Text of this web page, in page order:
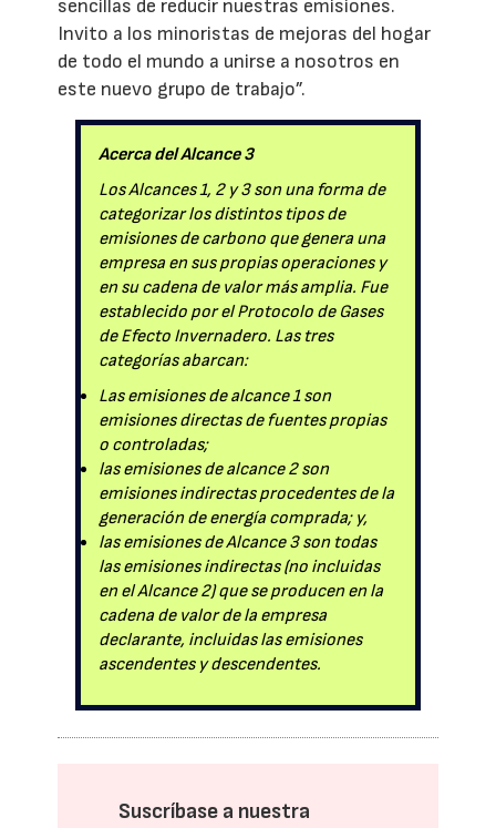
sencillas de reducir nuestras emisiones.
Invito a los minoristas de mejoras del hogar
de todo el mundo a unirse a nosotros en
este nuevo grupo de trabajo”.
Acerca del Alcance 3
Los Alcances 1, 2 y 3 son una forma de
categorizar los distintos tipos de
emisiones de carbono que genera una
empresa en sus propias operaciones y
en su cadena de valor más amplia. Fue
establecido por el Protocolo de Gases
de Efecto Invernadero. Las tres
categorías abarcan:
Las emisiones de alcance 1 son
emisiones directas de fuentes propias
o controladas;
las emisiones de alcance 2 son
emisiones indirectas procedentes de la
generación de energía comprada; y,
las emisiones de Alcance 3 son todas
las emisiones indirectas (no incluidas
en el Alcance 2) que se producen en la
cadena de valor de la empresa
declarante, incluidas las emisiones
ascendentes y descendentes.
Suscríbase a nuestra